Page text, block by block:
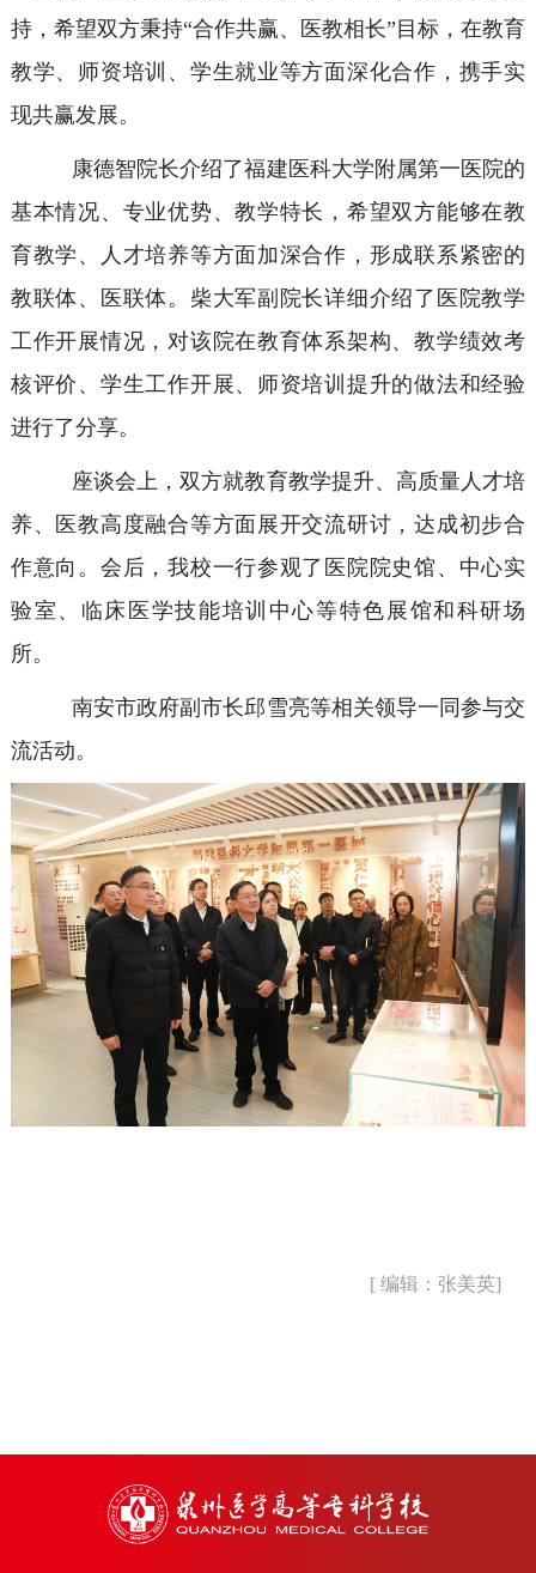
持，希望双方秉持“合作共赢、医教相长”目标，在教育
教学、师资培训、学生就业等方面深化合作，携手实
现共赢发展。
康德智院长介绍了福建医科大学附属第一医院的
基本情况、专业优势、教学特长，希望双方能够在教
育教学、人才培养等方面加深合作，形成联系紧密的
教联体、医联体。柴大军副院长详细介绍了医院教学
工作开展情况，对该院在教育体系架构、教学绩效考
核评价、学生工作开展、师资培训提升的做法和经验
进行了分享。
座谈会上，双方就教育教学提升、高质量人才培
养、医教高度融合等方面展开交流研讨，达成初步合
作意向。会后，我校一行参观了医院院史馆、中心实
验室、临床医学技能培训中心等特色展馆和科研场
所。
南安市政府副市长邱雪亮等相关领导一同参与交
流活动。
[ 编辑：张美英]